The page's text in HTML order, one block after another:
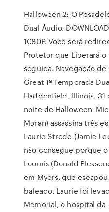
Halloween 2: O
Dual Áudio.
1080P. Você será
Protetor que Liberará
seguida. Navegação
Great 1ª Temporada
Haddonfield, Illinois, 31
noite de Halloween.
Moran) assassina três
Laurie Strode (Jamie
não consegue porque
Loomis (Donald
em Myers, que
baleado. Laurie foi
Memorial, o hospital